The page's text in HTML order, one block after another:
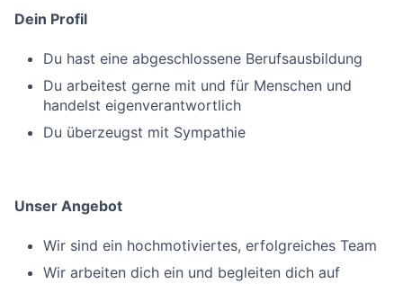
Dein Profil
Du hast eine abgeschlossene Berufsausbildung
Du arbeitest gerne mit und für Menschen und
handelst eigenverantwortlich
Du überzeugst mit Sympathie
Unser Angebot
Wir sind ein hochmotiviertes, erfolgreiches Team
Wir arbeiten dich ein und begleiten dich auf